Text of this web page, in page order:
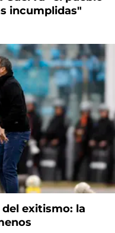
incumplidas"
exitismo: la